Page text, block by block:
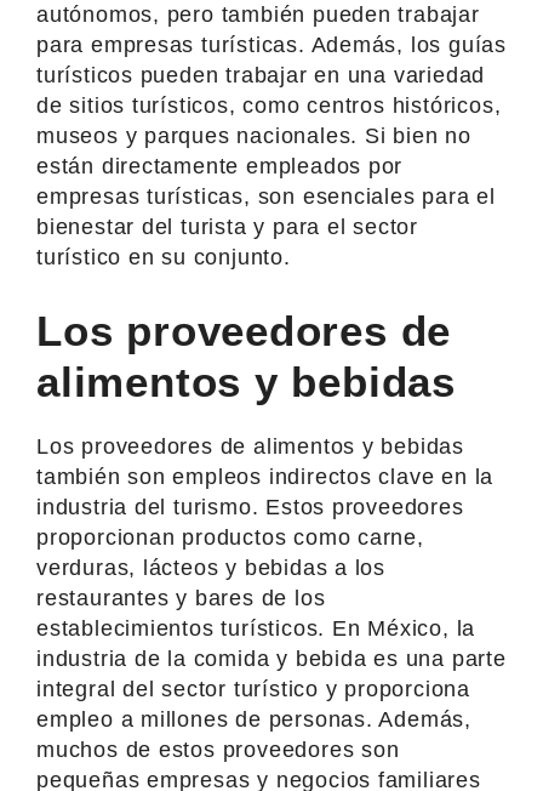
autónomos, pero también pueden trabajar
para empresas turísticas. Además, los guías
turísticos pueden trabajar en una variedad
de sitios turísticos, como centros históricos,
museos y parques nacionales. Si bien no
están directamente empleados por
empresas turísticas, son esenciales para el
bienestar del turista y para el sector
turístico en su conjunto.
Los proveedores de
alimentos y bebidas
Los proveedores de alimentos y bebidas
también son empleos indirectos clave en la
industria del turismo. Estos proveedores
proporcionan productos como carne,
verduras, lácteos y bebidas a los
restaurantes y bares de los
establecimientos turísticos. En México, la
industria de la comida y bebida es una parte
integral del sector turístico y proporciona
empleo a millones de personas. Además,
muchos de estos proveedores son
pequeñas empresas y negocios familiares